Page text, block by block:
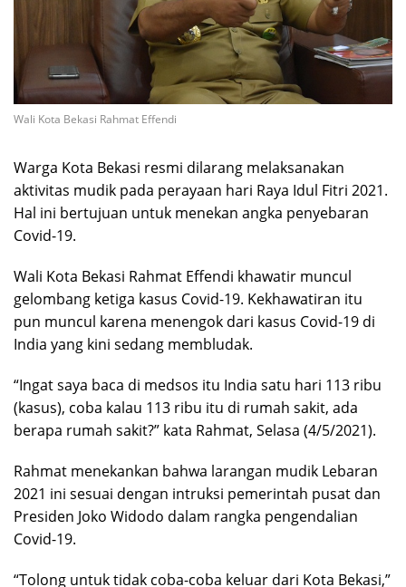
Wali Kota Bekasi Rahmat Effendi
Warga Kota Bekasi resmi dilarang melaksanakan
aktivitas mudik pada perayaan hari Raya Idul Fitri 2021.
Hal ini bertujuan untuk menekan angka penyebaran
Covid-19.
Wali Kota Bekasi Rahmat Effendi khawatir muncul
gelombang ketiga kasus Covid-19. Kekhawatiran itu
pun muncul karena menengok dari kasus Covid-19 di
India yang kini sedang membludak.
“Ingat saya baca di medsos itu India satu hari 113 ribu
(kasus), coba kalau 113 ribu itu di rumah sakit, ada
berapa rumah sakit?” kata Rahmat, Selasa (4/5/2021).
Rahmat menekankan bahwa larangan mudik Lebaran
2021 ini sesuai dengan intruksi pemerintah pusat dan
Presiden Joko Widodo dalam rangka pengendalian
Covid-19.
“Tolong untuk tidak coba-coba keluar dari Kota Bekasi,”